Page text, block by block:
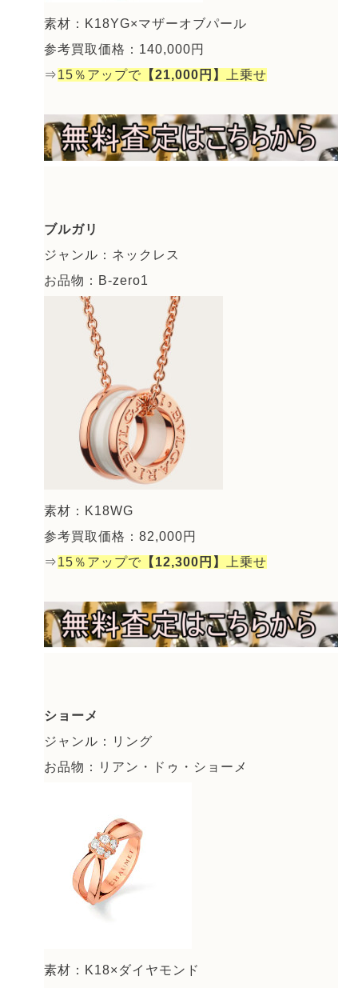
素材：K18YG×マザーオブパール
参考買取価格：140,000円
⇒15％アップで 【21,000円】 上乗せ
ブルガリ
ジャンル：ネックレス
お品物：B-zero1
素材：K18WG
参考買取価格：82,000円
⇒15％アップで 【12,300円】 上乗せ
ショーメ
ジャンル：リング
お品物：リアン・ドゥ・ショーメ
素材：K18×ダイヤモンド